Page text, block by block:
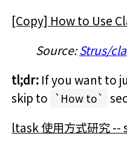
[Copy] How to Use
Source:Strus/
tl;dr: If you want to
skip to
How to
ltask 使用方式研究 --